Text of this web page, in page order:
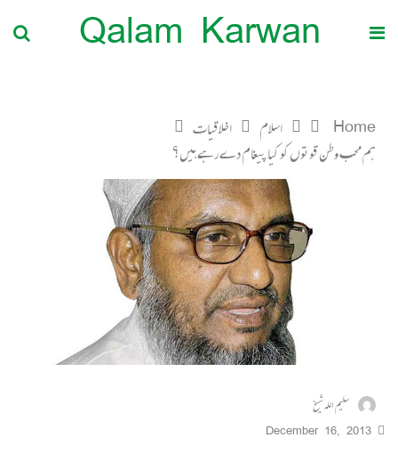
Qalam Karwan
Home اسلام
اخلاقیات
ہم محب وطن قوتوں کو کیا پیغام دے رہے ہیں؟
سلیم اللہ شیخ
December 16, 2013